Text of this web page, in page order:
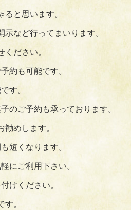
と思います。
など行ってまいります。
ださい。
約も可能です。
す。
のご予約も承っております。
めします。
短くなります。
にご利用下さい。
けください。
。